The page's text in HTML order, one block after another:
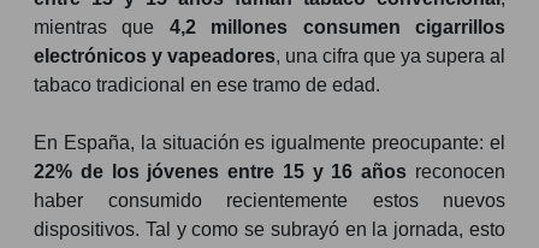
mientras que 4,2 millones consumen cigarrillos
electrónicos y vapeadores, una cifra que ya supera al
tabaco tradicional en ese tramo de edad.
En España, la situación es igualmente preocupante: el
22% de los jóvenes entre 15 y 16 años reconocen
haber consumido recientemente estos nuevos
dispositivos. Tal y como se subrayó en la jornada, esto